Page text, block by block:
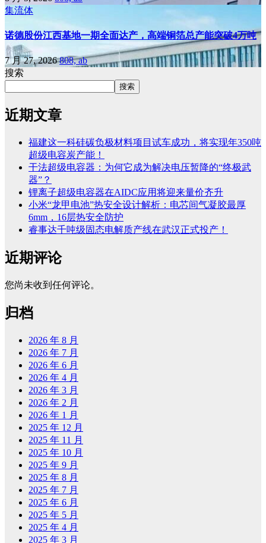
集流体
诺德股份江西基地一期全面达产，高端铜箔总产能突破4万吨
7 月 27, 2026808, ab
搜索
搜索
近期文章
福建这一科硅碳负极材料项目试车成功，将实现年350吨
超级电容炭产能！
干法超级电容器：为何它成为解决电压暂降的“终极武
器”？
锂离子超级电容器在AIDC应用将迎来量价齐升
小米“龙甲电池”热安全设计解析：电芯间气凝胶最厚
6mm，16层热安全防护
睿事达千吨级固态电解质产线在武汉正式投产！
近期评论
您尚未收到任何评论。
归档
2026 年 8 月
2026 年 7 月
2026 年 6 月
2026 年 4 月
2026 年 3 月
2026 年 2 月
2026 年 1 月
2025 年 12 月
2025 年 11 月
2025 年 10 月
2025 年 9 月
2025 年 8 月
2025 年 7 月
2025 年 6 月
2025 年 5 月
2025 年 4 月
2025 年 3 月